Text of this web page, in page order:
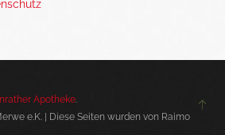
Apotheke
e.K. | Diese Seiten wurden von Raimo